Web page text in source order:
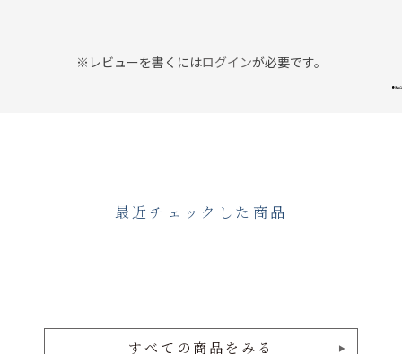
※レビューを書くにはログインが必要です。
最近チェックした商品
すべての商品をみる